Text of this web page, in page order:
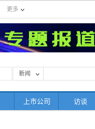
更多
新闻
上市公司 访谈